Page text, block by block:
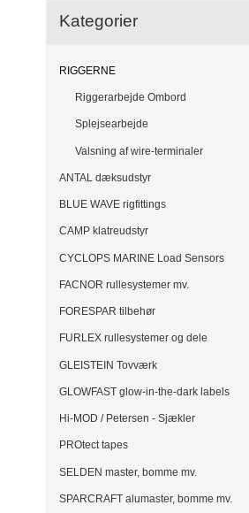
Kategorier
RIGGERNE
Riggerarbejde Ombord
Splejsearbejde
Valsning af wire-terminaler
ANTAL dæksudstyr
BLUE WAVE rigfittings
CAMP klatreudstyr
CYCLOPS MARINE Load Sensors
FACNOR rullesystemer mv.
FORESPAR tilbehør
FURLEX rullesystemer og dele
GLEISTEIN Tovværk
GLOWFAST glow-in-the-dark labels
Hi-MOD / Petersen - Sjækler
PROtect tapes
SELDEN master, bomme mv.
SPARCRAFT alumaster, bomme mv.